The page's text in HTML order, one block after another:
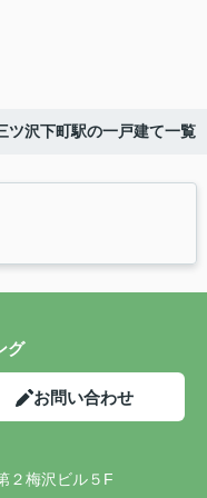
ツ沢下町駅の一戸建て一覧
グ
お問い合わせ
２梅沢ビル５F